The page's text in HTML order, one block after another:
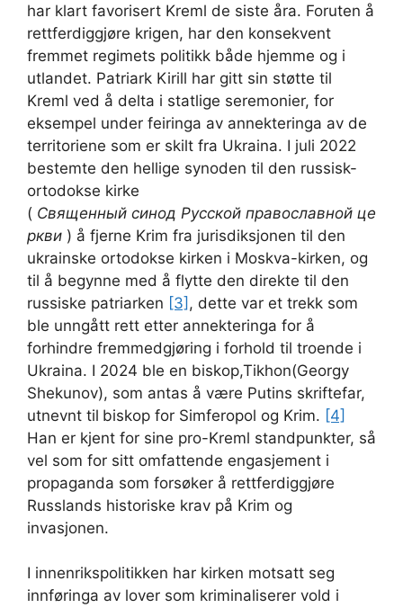
har klart favorisert Kreml de siste åra. Foruten å
rettferdiggjøre krigen, har den konsekvent
fremmet regimets politikk både hjemme og i
utlandet. Patriark Kirill har gitt sin støtte til
Kreml ved å delta i statlige seremonier, for
eksempel under feiringa av annekteringa av de
territoriene som er skilt fra Ukraina. I juli 2022
bestemte den hellige synoden til den russisk-
ortodokse kirke
( Священный синод Русской православной це
ркви ) å fjerne Krim fra jurisdiksjonen til den
ukrainske ortodokse kirken i Moskva-kirken, og
til å begynne med å flytte den direkte til den
russiske patriarken [3] , dette var et trekk som
ble unngått rett etter annekteringa for å
forhindre fremmedgjøring i forhold til troende i
Ukraina. I 2024 ble en biskop,Tikhon(Georgy
Shekunov), som antas å være Putins skriftefar,
utnevnt til biskop for Simferopol og Krim. [4]
Han er kjent for sine pro-Kreml standpunkter, så
vel som for sitt omfattende engasjement i
propaganda som forsøker å rettferdiggjøre
Russlands historiske krav på Krim og
invasjonen.
I innenrikspolitikken har kirken motsatt seg
innføringa av lover som kriminaliserer vold i